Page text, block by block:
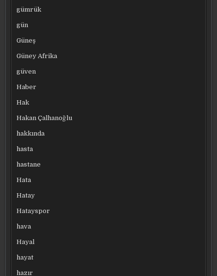
gümrük
gün
Güneş
Güney Afrika
güven
Haber
Hak
Hakan Çalhanoğlu
hakkında
hasta
hastane
Hata
Hatay
Hatayspor
hava
Hayal
hayat
hazır